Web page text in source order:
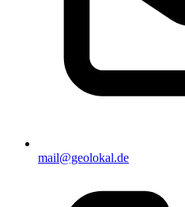
mail@geolokal.de